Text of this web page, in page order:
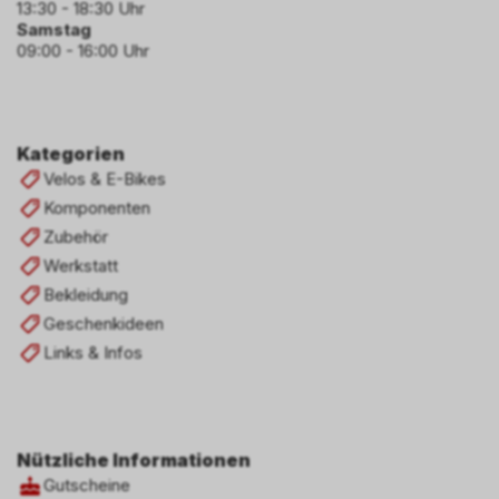
Kategorien
Velos & E-Bikes
Komponenten
Zubehör
Werkstatt
Bekleidung
Geschenkideen
Links & Infos
Nützliche Informationen
Gutscheine
13:30 - 18:30 Uhr
Samstag
09:00 - 16:00 Uhr